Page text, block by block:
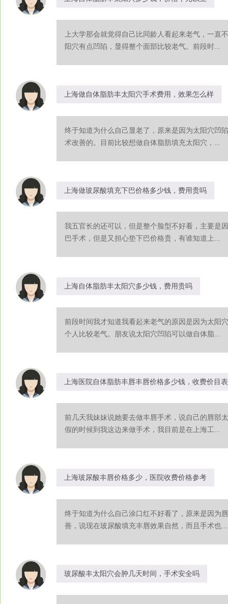
上大学那会就觉得自己比同龄人看起来老气，一直
阳穴有点凹陷，显得整个面部比较老气。前段时...
上海做自体脂肪丰太阳穴手术费用，效果怎么样
终于知道为什么自己显老了，原来是因为太阳穴凹
术改善的。目前比较想做自体脂肪填充太阳穴，...
上海做玻尿酸填充下巴价格多少钱，费用贵吗
我五官长的还可以，但是整个脸型不好看，主要是
巴手术，但是又担心垫下巴价格贵，有谁知道上...
上海自体脂肪丰太阳穴多少钱，费用贵吗
前段时间我才知道我看起来老气的原因是因为太阳
个人比较老气。朋友说太阳穴凹陷可以做自体脂...
上海医院自体脂肪丰唇丰唇价格多少钱，收费价目
前几天我妹妹说她要去做丰唇手术，说自己的唇部
假的时候到我这边来做手术，我目前是在上海工...
上海玻尿酸丰唇价格多少，医院收费价格参考
终于知道为什么自己涂口红不好看了，原来是因为
善，说现在玻尿酸填充丰唇效果自然，而且手术也...
玻尿酸丰太阳穴会肿几天时间，手术安全吗